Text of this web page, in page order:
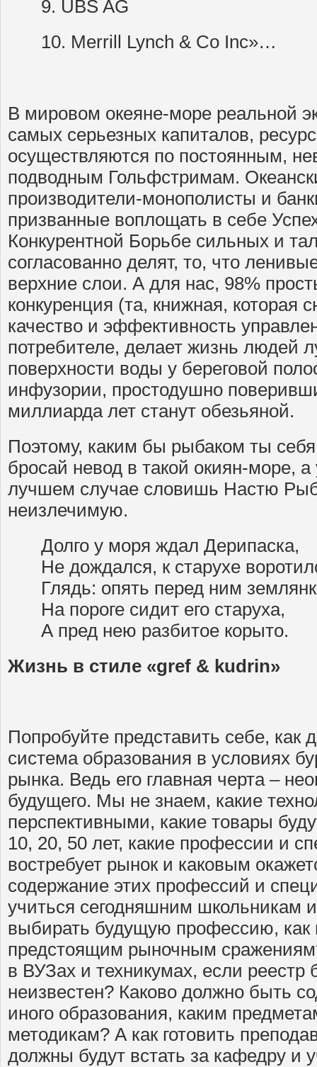
9. UBS AG
10. Merrill Lynch & Co Inc»…
В мировом океяне-море реальной
самых серьезных капиталов,
осуществляются по постоянным,
подводным Гольфстримам.
производители-монополисты и
призванные воплощать в себе
Конкурентной Борьбе сильных и
согласованно делят, то, что
верхние слои. А для нас, 98%
конкуренция (та, книжная, которая
качество и эффективность
потребителе, делает жизнь людей
поверхности воды у береговой
инфузории, простодушно
миллиарда лет станут обезьяной.
Поэтому, каким бы рыбаком ты
бросай невод в такой окиян-море,
лучшем случае словишь Настю
неизлечимую.
Долго у моря ждал Дерипаска,
Не дождался, к старухе
Глядь: опять перед ним
На пороге сидит его старуха,
А пред нею разбитое корыто.
Жизнь в стиле «gref & kudrin»
Попробуйте представить себе, как
система образования в условиях
рынка. Ведь его главная черта –
будущего. Мы не знаем, какие
перспективными, какие товары
10, 20, 50 лет, какие профессии и
востребует рынок и каковым
содержание этих профессий и
учиться сегодняшним школьникам
выбирать будущую профессию, как
предстоящим рыночным
в ВУЗах и техникумах, если
неизвестен? Каково должно быть
иного образования, каким
методикам? А как готовить
должны будут встать за кафедру и